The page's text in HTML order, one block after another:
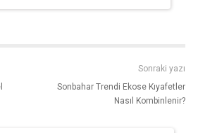
Sonraki yazı
Sonbahar Trendi Ekose Kıyafetler
Nasıl Kombinlenir?